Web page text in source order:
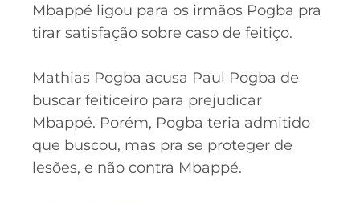
Mbappé ligou para os irmãos Pogba pra
tirar satisfação sobre caso de feitiço.
Mathias Pogba acusa Paul Pogba de
buscar feiticeiro para prejudicar
Mbappé. Porém, Pogba teria admitido
que buscou, mas pra se proteger de
lesões, e não contra Mbappé.